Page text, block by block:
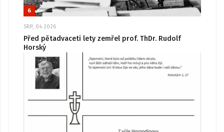
6
SRP, 04 2026
Před pětadvaceti lety zemřel prof. ThDr. Rudolf
Horský